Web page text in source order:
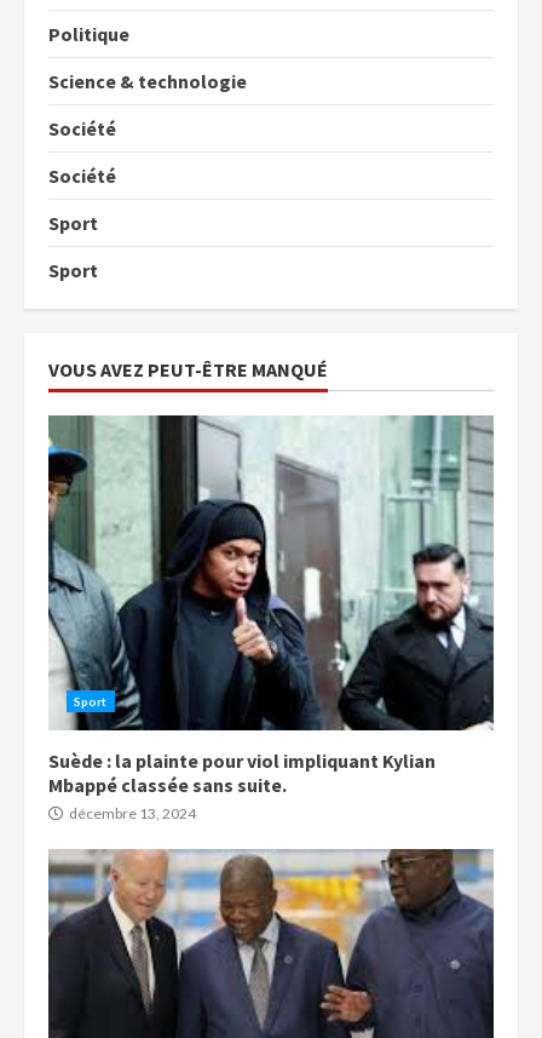
Politique
Science & technologie
Société
Société
Sport
Sport
VOUS AVEZ PEUT-ÊTRE MANQUÉ
Sport
Suède : la plainte pour viol impliquant Kylian
Mbappé classée sans suite.
décembre 13, 2024